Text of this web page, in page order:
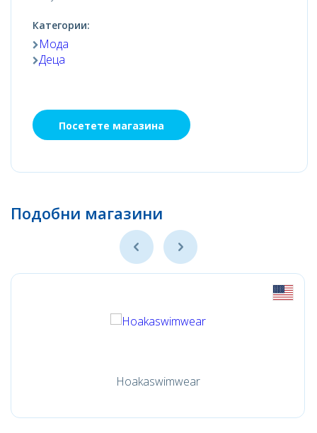
Категории:
Мода
Деца
Посетете магазина
Подобни магазини
Hoakaswimwear